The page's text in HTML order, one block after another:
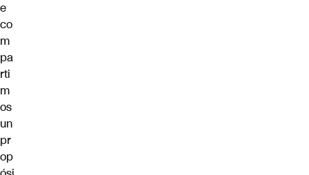
e
co
m
pa
rti
m
os
un
pr
op